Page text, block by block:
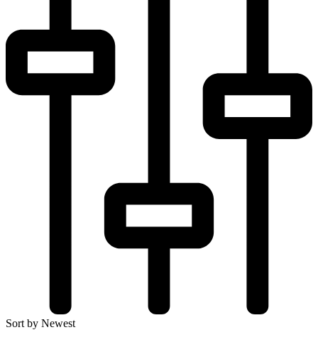
Sort by Newest